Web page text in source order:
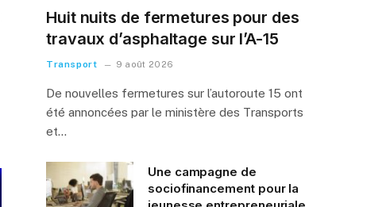
Huit nuits de fermetures pour des
travaux d’asphaltage sur l’A-15
Transport 9 août 2026
De nouvelles fermetures sur l’autoroute 15 ont
été annoncées par le ministère des Transports
et…
Une campagne de
sociofinancement pour la